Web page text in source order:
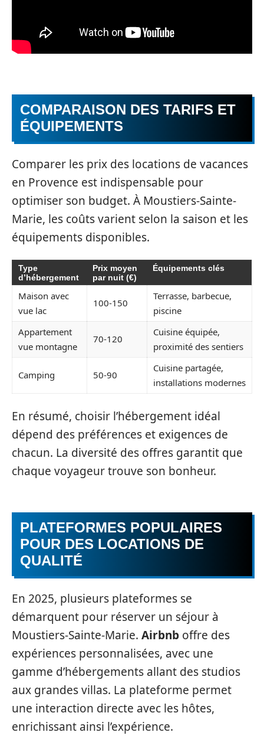
COMPARAISON DES TARIFS ET
ÉQUIPEMENTS
Comparer les prix des locations de vacances
en Provence est indispensable pour
optimiser son budget. À Moustiers-Sainte-
Marie, les coûts varient selon la saison et les
équipements disponibles.
Type
d’hébergement
Prix moyen
par nuit (€)
Équipements clés
Maison avec
vue lac
100-150
Terrasse, barbecue,
piscine
Appartement
vue montagne
70-120
Cuisine équipée,
proximité des sentiers
Camping 50-90
Cuisine partagée,
installations modernes
En résumé, choisir l’hébergement idéal
dépend des préférences et exigences de
chacun. La diversité des offres garantit que
chaque voyageur trouve son bonheur.
PLATEFORMES POPULAIRES
POUR DES LOCATIONS DE
QUALITÉ
En 2025, plusieurs plateformes se
démarquent pour réserver un séjour à
Moustiers-Sainte-Marie. Airbnb offre des
expériences personnalisées, avec une
gamme d’hébergements allant des studios
aux grandes villas. La plateforme permet
une interaction directe avec les hôtes,
enrichissant ainsi l’expérience.